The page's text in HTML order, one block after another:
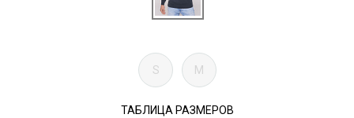
S M
ТАБЛИЦА РАЗМЕРОВ